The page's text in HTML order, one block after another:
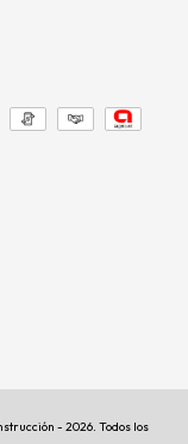
- 2026. Todos los